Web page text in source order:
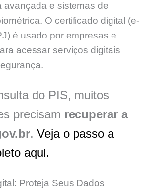
avançada e sistemas de
O certificado digital (e-
é usado por empresas e
acessar serviços digitais
do PIS, muitos
precisam recuperar a
. Veja o passo a
aqui.
Proteja Seus Dados